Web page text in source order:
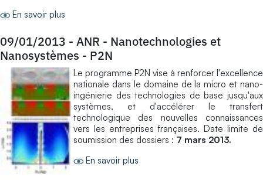
En savoir plus
09/01/2013 - ANR - Nanotechnologies et
Nanosystèmes - P2N
Le programme P2N vise à renforcer l'excellence
nationale dans le domaine de la micro et nano-
ingénierie des technologies de base jusqu'aux
systèmes, et d'accélérer le transfert
technologique des nouvelles connaissances
vers les entreprises françaises. Date limite de
soumission des dossiers : 7 mars 2013.
En savoir plus